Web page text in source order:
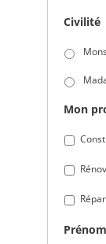
Civilité
Mon
Prénom